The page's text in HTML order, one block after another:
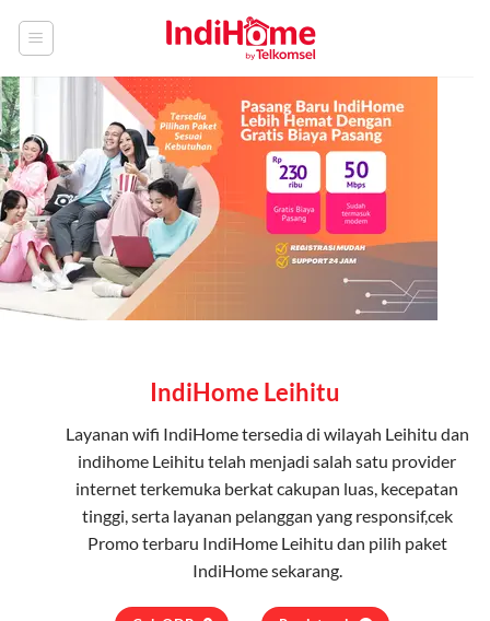
IndiHome Leihitu
Layanan wifi IndiHometersedia di wilayah Leihitu dan
indihome Leihitu telah menjadi salah satu provider
internet terkemuka berkat cakupan luas, kecepatan
tinggi, serta layanan pelanggan yang responsif,cek
Promo terbaru IndiHome Leihitu dan pilih paket
IndiHomesekarang.